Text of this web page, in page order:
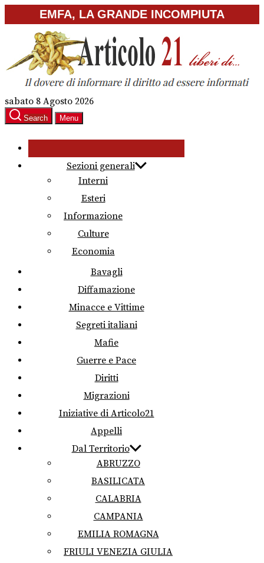
to
content
EMFA, LA GRANDE INCOMPIUTA
sabato 8 Agosto 2026
Search Menu
Sezioni generali
Interni
Esteri
Informazione
Culture
Economia
Bavagli
Diffamazione
Minacce e Vittime
Segreti italiani
Mafie
Guerre e Pace
Diritti
Migrazioni
Iniziative di Articolo21
Appelli
Dal Territorio
ABRUZZO
BASILICATA
CALABRIA
CAMPANIA
EMILIA ROMAGNA
FRIULI VENEZIA GIULIA